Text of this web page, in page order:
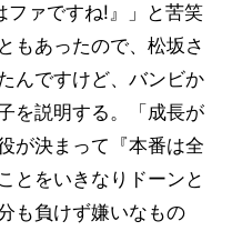
ァですね!』」と苦笑
もあったので、松坂さ
んですけど、バンビか
を説明する。「成長が
が決まって『本番は全
とをいきなりドーンと
も負けず嫌いなもの